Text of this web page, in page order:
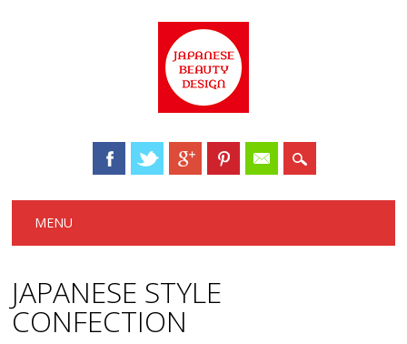
Main menu
MENU
JAPANESE STYLE
CONFECTION